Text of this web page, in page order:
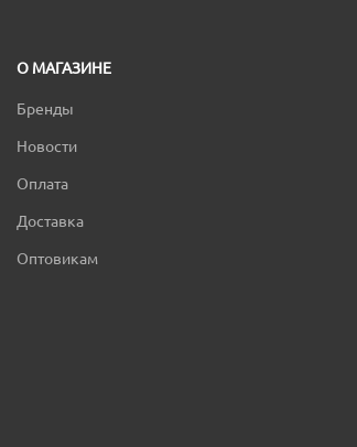
О МАГАЗИНЕ
Бренды
Новости
Оплата
Доставка
Оптовикам